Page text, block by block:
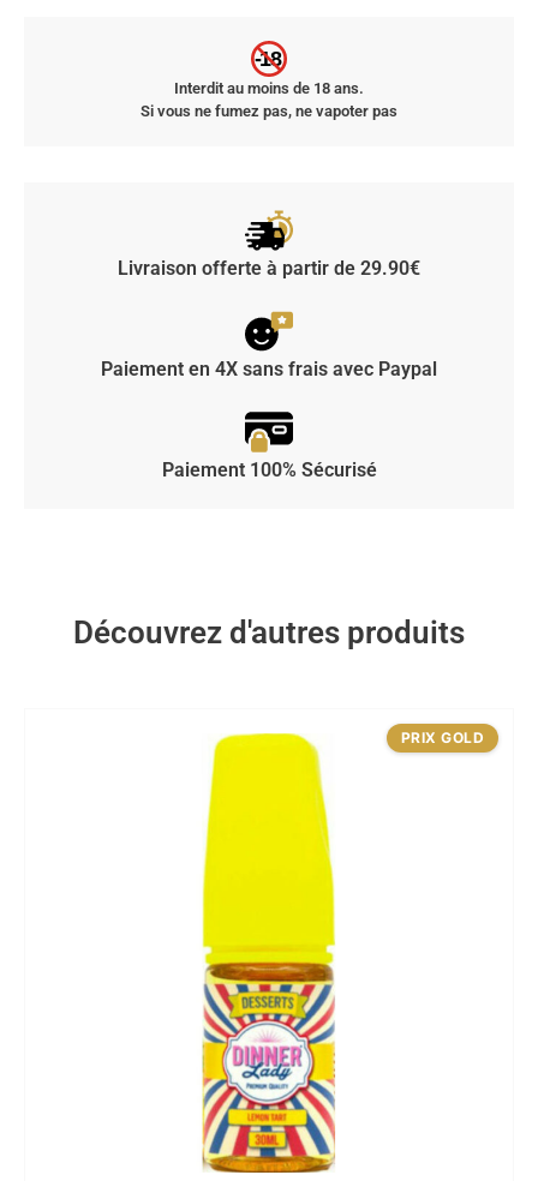
-18
Interdit au moins de 18 ans.
Si vous ne fumez pas, ne vapoter pas
Livraison offerte à partir de 29.90€
Paiement en 4X sans frais avec Paypal
Paiement 100% Sécurisé
Découvrez d'autres produits
PRIX GOLD